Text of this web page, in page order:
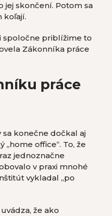
jej skončení. Potom sa
koľají.
spoločne priblížime to
Zákonníka práce
práce
sa konečne dočkal aj
„home office“. To, že
jednoznačne
v praxi mnohé
vykladal „po
že ako